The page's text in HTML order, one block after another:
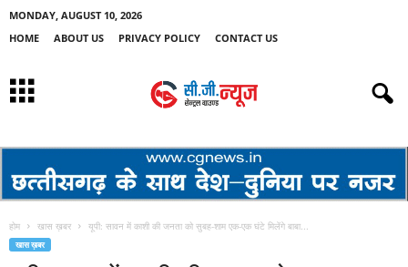
MONDAY, AUGUST 10, 2026
HOME
ABOUT US PRIVACY POLICY CONTACT US
होम खास ख़बर यूपी: सावन में काशी की जनता को सुबह-शाम एक-एक घंटे मिलेंगे बाबा...
खास ख़बर